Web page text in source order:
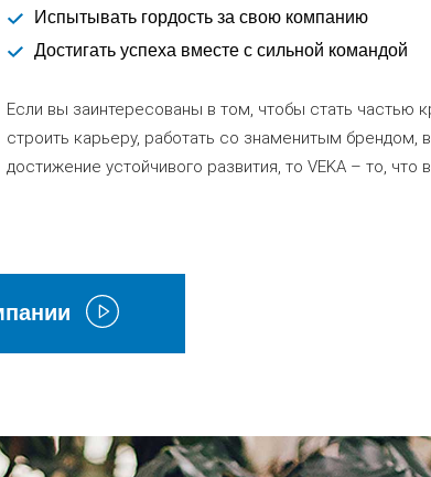
Испытывать гордость за свою компанию
Достигать успеха вместе с сильной командой
Если вы заинтересованы в том, чтобы стать частью
строить карьеру, работать со знаменитым брендом,
достижение устойчивого развития, то VEKA – то, что